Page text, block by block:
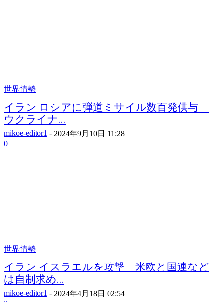
世界情勢
イラン ロシアに弾道ミサイル数百発供与
ウクライナ...
mikoe-editor1 - 2024年9月10日 11:28
0
世界情勢
イラン イスラエルを攻撃 米欧と国連など
は自制求め...
mikoe-editor1 - 2024年4月18日 02:54